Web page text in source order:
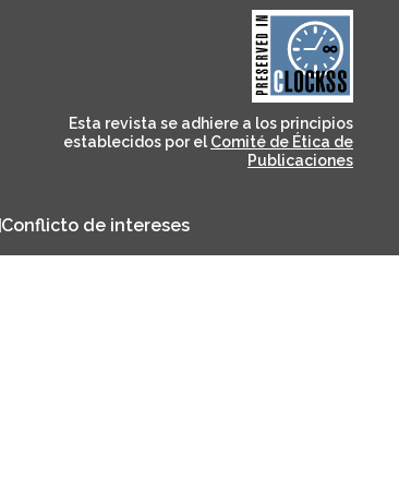
CLOCKSS is a dak archive
that ensures the long-
term survival of web-
based scholary
publications, governed by
and for its stakeholders.
Esta revista se adhiere a los principios
establecidos por el Comité de Ética de
Publicaciones
Conflicto de intereses